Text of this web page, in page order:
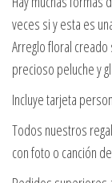
veces si y esta es
Arreglo floral
precioso peluche y
Incluye tarjeta
Todos nuestros
con foto o canción